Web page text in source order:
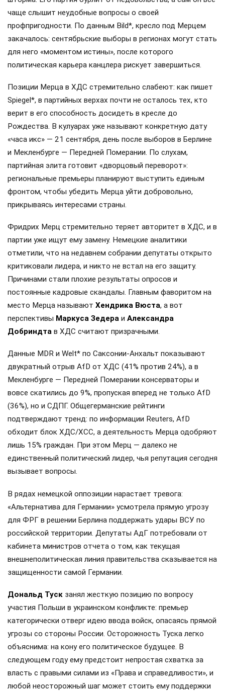
чаще слышит неудобные вопросы о своей
профпригодности. По данным Bild*, кресло под Мерцем
закачалось: сентябрьские выборы в регионах могут стать
для него «моментом истины», после которого
политическая карьера канцлера рискует завершиться.
Позиции Мерца в ХДС стремительно слабеют: как пишет
Spiegel*, в партийных верхах почти не осталось тех, кто
верит в его способность досидеть в кресле до
Рождества. В кулуарах уже называют конкретную дату
«часа икс» — 21 сентября, день после выборов в Берлине
и Мекленбурге — Передней Померании. По слухам,
партийная элита готовит «дворцовый переворот»:
региональные премьеры планируют выступить единым
фронтом, чтобы убедить Мерца уйти добровольно,
прикрываясь интересами страны.
Фридрих Мерц стремительно теряет авторитет в ХДС, и в
партии уже ищут ему замену. Немецкие аналитики
отметили, что на недавнем собрании депутаты открыто
критиковали лидера, и никто не встал на его защиту.
Причинами стали плохие результаты опросов и
постоянные кадровые скандалы. Главным фаворитом на
место Мерца называют Хендрика Вюста, а вот
перспективы Маркуса Зедера и Александра
Добриндта в ХДС считают призрачными.
Данные MDR и Welt* по Саксонии-Анхальт показывают
двукратный отрыв AfD от ХДС (41% против 24%), а в
Мекленбурге — Передней Померании консерваторы и
вовсе скатились до 9%, пропуская вперед не только AfD
(36%), но и СДПГ. Общегерманские рейтинги
подтверждают тренд: по информации Reuters, AfD
обходит блок ХДС/ХСС, а деятельность Мерца одобряют
лишь 15% граждан. При этом Мерц — далеко не
единственный политический лидер, чья репутация сегодня
вызывает вопросы.
В рядах немецкой оппозиции нарастает тревога:
«Альтернатива для Германии» усмотрела прямую угрозу
для ФРГ в решении Берлина поддержать удары ВСУ по
российской территории. Депутаты АдГ потребовали от
кабинета министров отчета о том, как текущая
внешнеполитическая линия правительства сказывается на
защищенности самой Германии.
Дональд Туск занял жесткую позицию по вопросу
участия Польши в украинском конфликте: премьер
категорически отверг идею ввода войск, опасаясь прямой
угрозы со стороны России. Осторожность Туска легко
объяснима: на кону его политическое будущее. В
следующем году ему предстоит непростая схватка за
власть с правыми силами из «Права и справедливости», и
любой неосторожный шаг может стоить ему поддержки